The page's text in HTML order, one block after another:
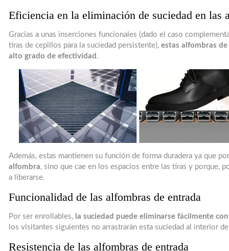
Eficiencia en la eliminación de suciedad en las
Gracias a unas inserciones funcionales (dado el caso
tiras de cepillos para la suciedad persistente),estas alfombras
alto grado de efectividad .
Además, estas mantienen su función de forma duradera ya que
alfombra, sino que cae en los espacios entre las tiras y porque,
a liberarse.
Funcionalidad de las alfombras de entrada
Por ser enrollables, la suciedad puede eliminarse fácilmente
los visitantes siguientes no arrastrarán esta suciedad al interior
Resistencia de las alfombras de entrada